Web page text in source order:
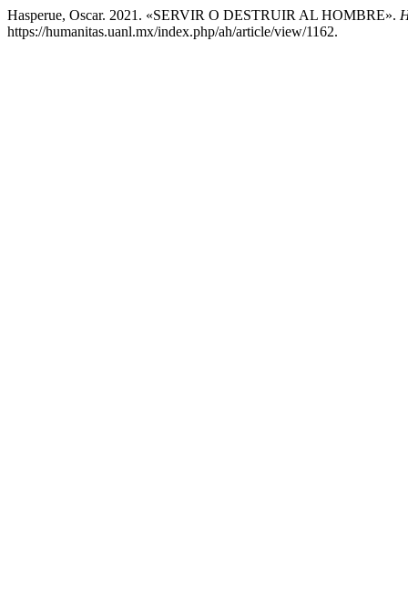
Hasperue, Oscar. 2021. «SERVIR O DESTRUIR AL HOMBRE».
https://humanitas.uanl.mx/index.php/ah/article/view/1162.